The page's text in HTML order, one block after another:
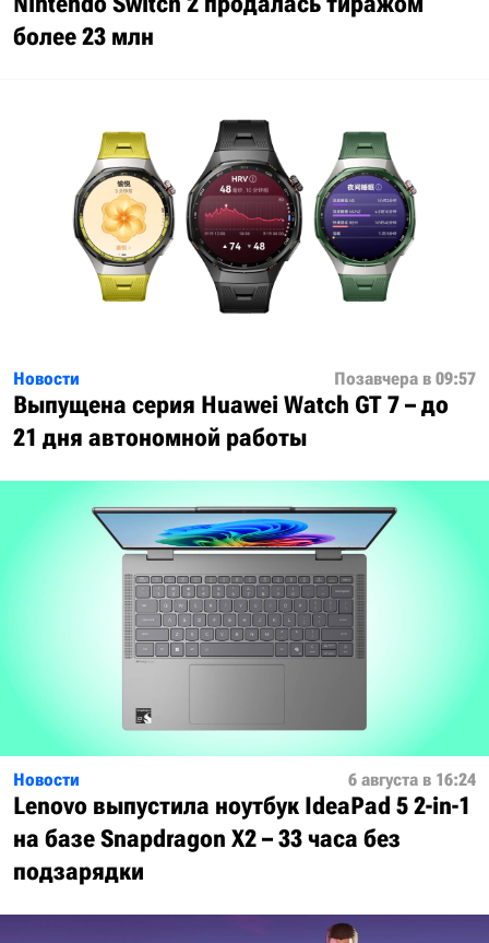
более 23 млн
Новости Позавчера в 09:57
Выпущена серия Huawei Watch GT 7 – до
21 дня автономной работы
Новости 6 августа в 16:24
Lenovo выпустила ноутбук IdeaPad 5 2-in-1
на базе Snapdragon X2 – 33 часа без
подзарядки